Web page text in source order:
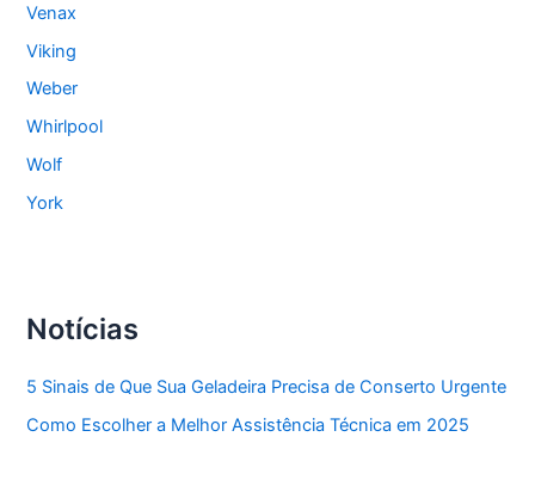
Venax
Viking
Weber
Whirlpool
Wolf
York
Notícias
5 Sinais de Que Sua Geladeira Precisa de Conserto Urgente
Como Escolher a Melhor Assistência Técnica em 2025